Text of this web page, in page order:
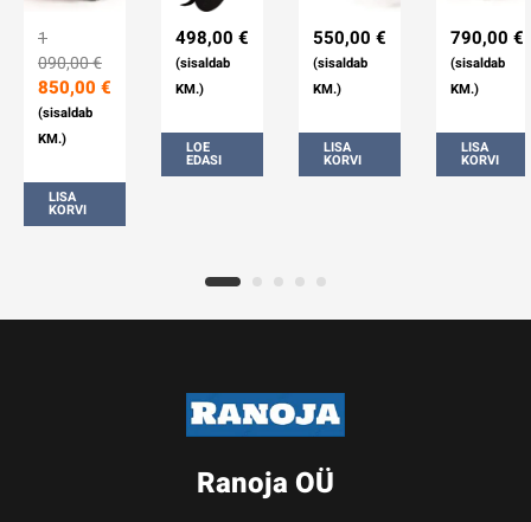
1
090,00€
850,00 €
(sisaldab
KM.)
LISA
KORVI
498,00 €
(sisaldab
KM.)
LOE
EDASI
550,00 €
(sisaldab
KM.)
LISA
KORVI
790,00 €
(sisaldab
KM.)
LISA
KORVI
Ranoja OÜ